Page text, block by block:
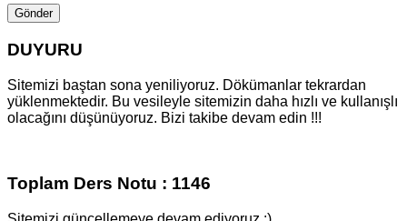
DUYURU
Sitemizi baştan sona yeniliyoruz. Dökümanlar tekrardan
yüklenmektedir. Bu vesileyle sitemizin daha hızlı ve kullanışlı
olacağını düşünüyoruz. Bizi takibe devam edin !!!
Toplam Ders Notu : 1146